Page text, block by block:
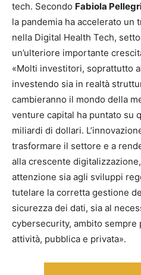
tech. Secondo Fabiola
la pandemia ha accelerato un
nella Digital Health Tech,
un’ulteriore importante
«Molti investitori, soprattutto
investendo sia in realtà
cambieranno il mondo della
venture capital ha puntato su
miliardi di dollari.
trasformare il settore e a
alla crescente
attenzione sia agli sviluppi
tutelare la corretta gestione
sicurezza dei dati, sia al
cybersecurity, ambito
attività, pubblica e privata».